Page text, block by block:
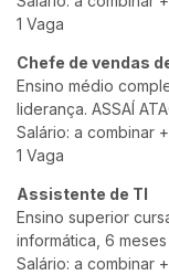
1 Vaga
Chefe de vendas
Ensino médio
liderança. ASSAÍ
Salário: a combinar
1 Vaga
Assistente de TI
Ensino superior
informática, 6
Salário: a combinar